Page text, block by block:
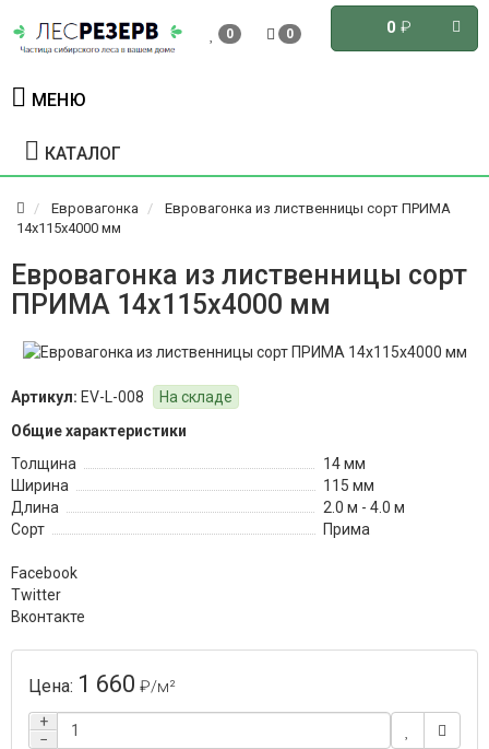
0 ₽
0 0
МЕНЮ
КАТАЛОГ
Евровагонка
Евровагонка из лиственницы сорт ПРИМА
14x115x4000 мм
Евровагонка из лиственницы сорт
ПРИМА 14x115x4000 мм
Артикул: EV-L-008
На складе
Общие характеристики
Толщина
14 мм
Ширина
115 мм
Длина
2.0 м - 4.0 м
Сорт
Прима
Facebook
Twitter
Вконтакте
Цена: 1 660 ₽/м²
+
−